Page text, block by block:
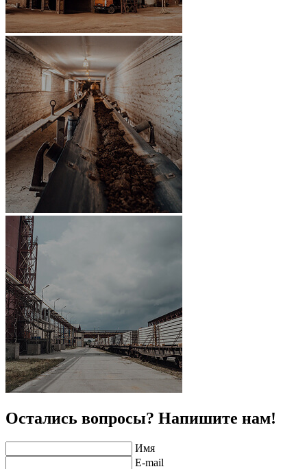
Остались вопросы? Напишите нам!
Имя
E-mail